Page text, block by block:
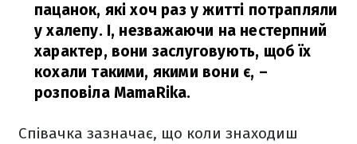
пацанок, які хоч раз у житті потрапляли
у халепу. І, незважаючи на нестерпний
характер, вони заслуговують, щоб їх
кохали такими, якими вони є, –
розповіла MamaRika.
Співачка зазначає, що коли знаходиш